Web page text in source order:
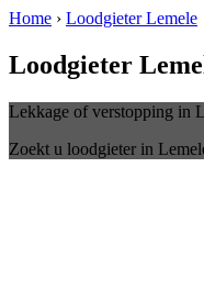
Home › Loodgieter Lemele
Loodgieter
Lekkage of verstopping in
Zoekt u loodgieter in